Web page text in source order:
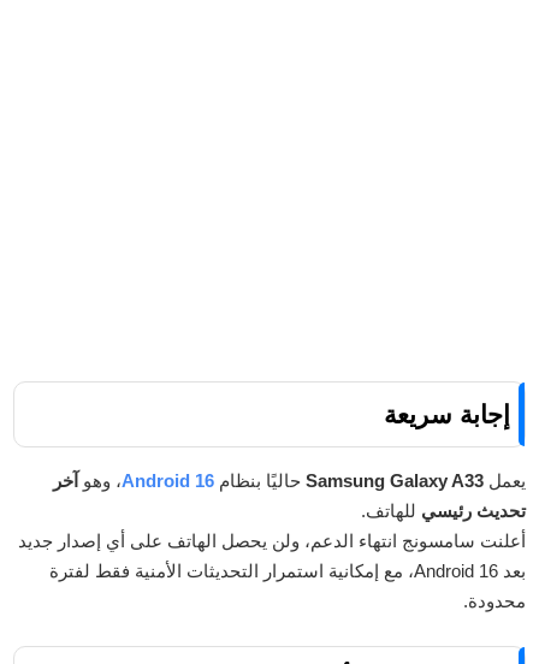
إجابة سريعة
يعمل Samsung Galaxy A33 حاليًا بنظام Android 16، وهو آخر
تحديث رئيسي للهاتف.
أعلنت سامسونج انتهاء الدعم، ولن يحصل الهاتف على أي إصدار جديد
بعد Android 16، مع إمكانية استمرار التحديثات الأمنية فقط لفترة
محدودة.